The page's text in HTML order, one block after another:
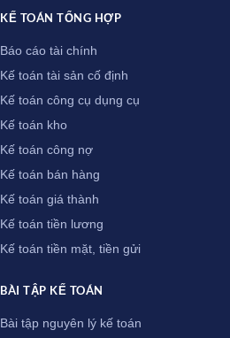
KẾ TOÁN TỔNG HỢP
Báo cáo tài chính
Kế toán tài sản cố định
Kế toán công cụ dụng cụ
Kế toán kho
Kế toán công nợ
Kế toán bán hàng
Kế toán giá thành
Kế toán tiền lương
Kế toán tiền mặt, tiền gửi
BÀI TẬP KẾ TOÁN
Bài tập nguyên lý kế toán